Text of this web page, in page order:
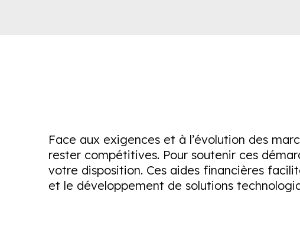
Face aux exigences et à l’évolution des
rester compétitives. Pour soutenir ces
votre disposition. Ces aides financières
et le développement de solutions